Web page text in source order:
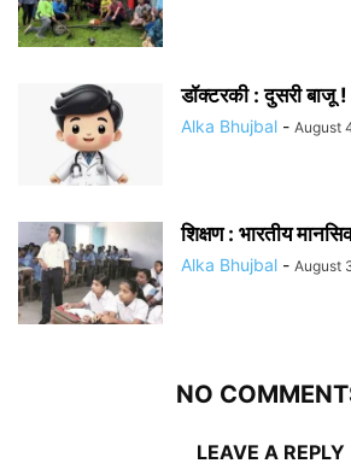
डॉक्टरकी : दुसरी बाजू !
Alka Bhujbal - August
शिक्षण : भारतीय
Alka Bhujbal - August
NO
LEAVE A REPLY